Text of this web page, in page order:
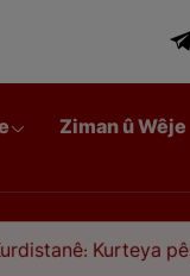
Ziman û Wêje
pêşveçûna dirokî